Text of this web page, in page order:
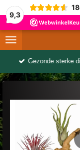
9,3
Gezonde sterke